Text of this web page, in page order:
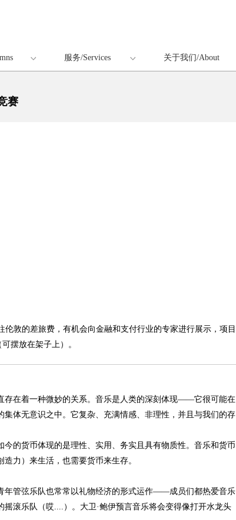
服务/Services 关于我们/About
赛
敦的差旅费，有机会向金融和支付行业的专家进行展示，项目
摆放在架子上）。
存在着一种微妙的关系。音乐是人类的深刻体现——它很可能在
体无意识之中。它复杂、充满情感、非理性，并且与我们的存
的货币体现的是理性、实用、务实且具有物质性。音乐和货币
力）来生活，也需要货币来生存。
年管弦乐队也常常以礼物经济的形式运作——成员们都热爱音乐
滚乐队（哎....）。大卫·鲍伊预言音乐将会变得像打开水龙头